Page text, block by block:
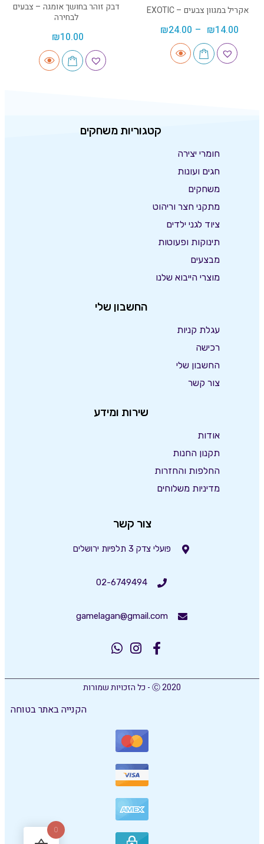
אקריל במגוון צבעים – EXOTIC
₪14.00
–
₪24.00
דבק זוהר בחושך אומגה – צבעים
לבחירה
₪10.00
קטגוריות משחקים
חומרי יצירה
חגים ועונות
משחקים
מתקני חצר וריהוט
ציוד לגני ילדים
תינוקות ופעוטות
מבצעים
מוצרי הייבוא שלנו
החשבון שלי
עגלת קניות
רכישה
החשבון שלי
צור קשר
שירות ומידע
אודות
תקנון החנות
החלפות והחזרות
מדיניות משלוחים
צור קשר
פועלי צדק 3 תלפיות ירושלים
02-6749494
gamelagan@gmail.com
Ⓒ 2020 - כל הזכויות שמורות
הקנייה באתר בטוחה
0